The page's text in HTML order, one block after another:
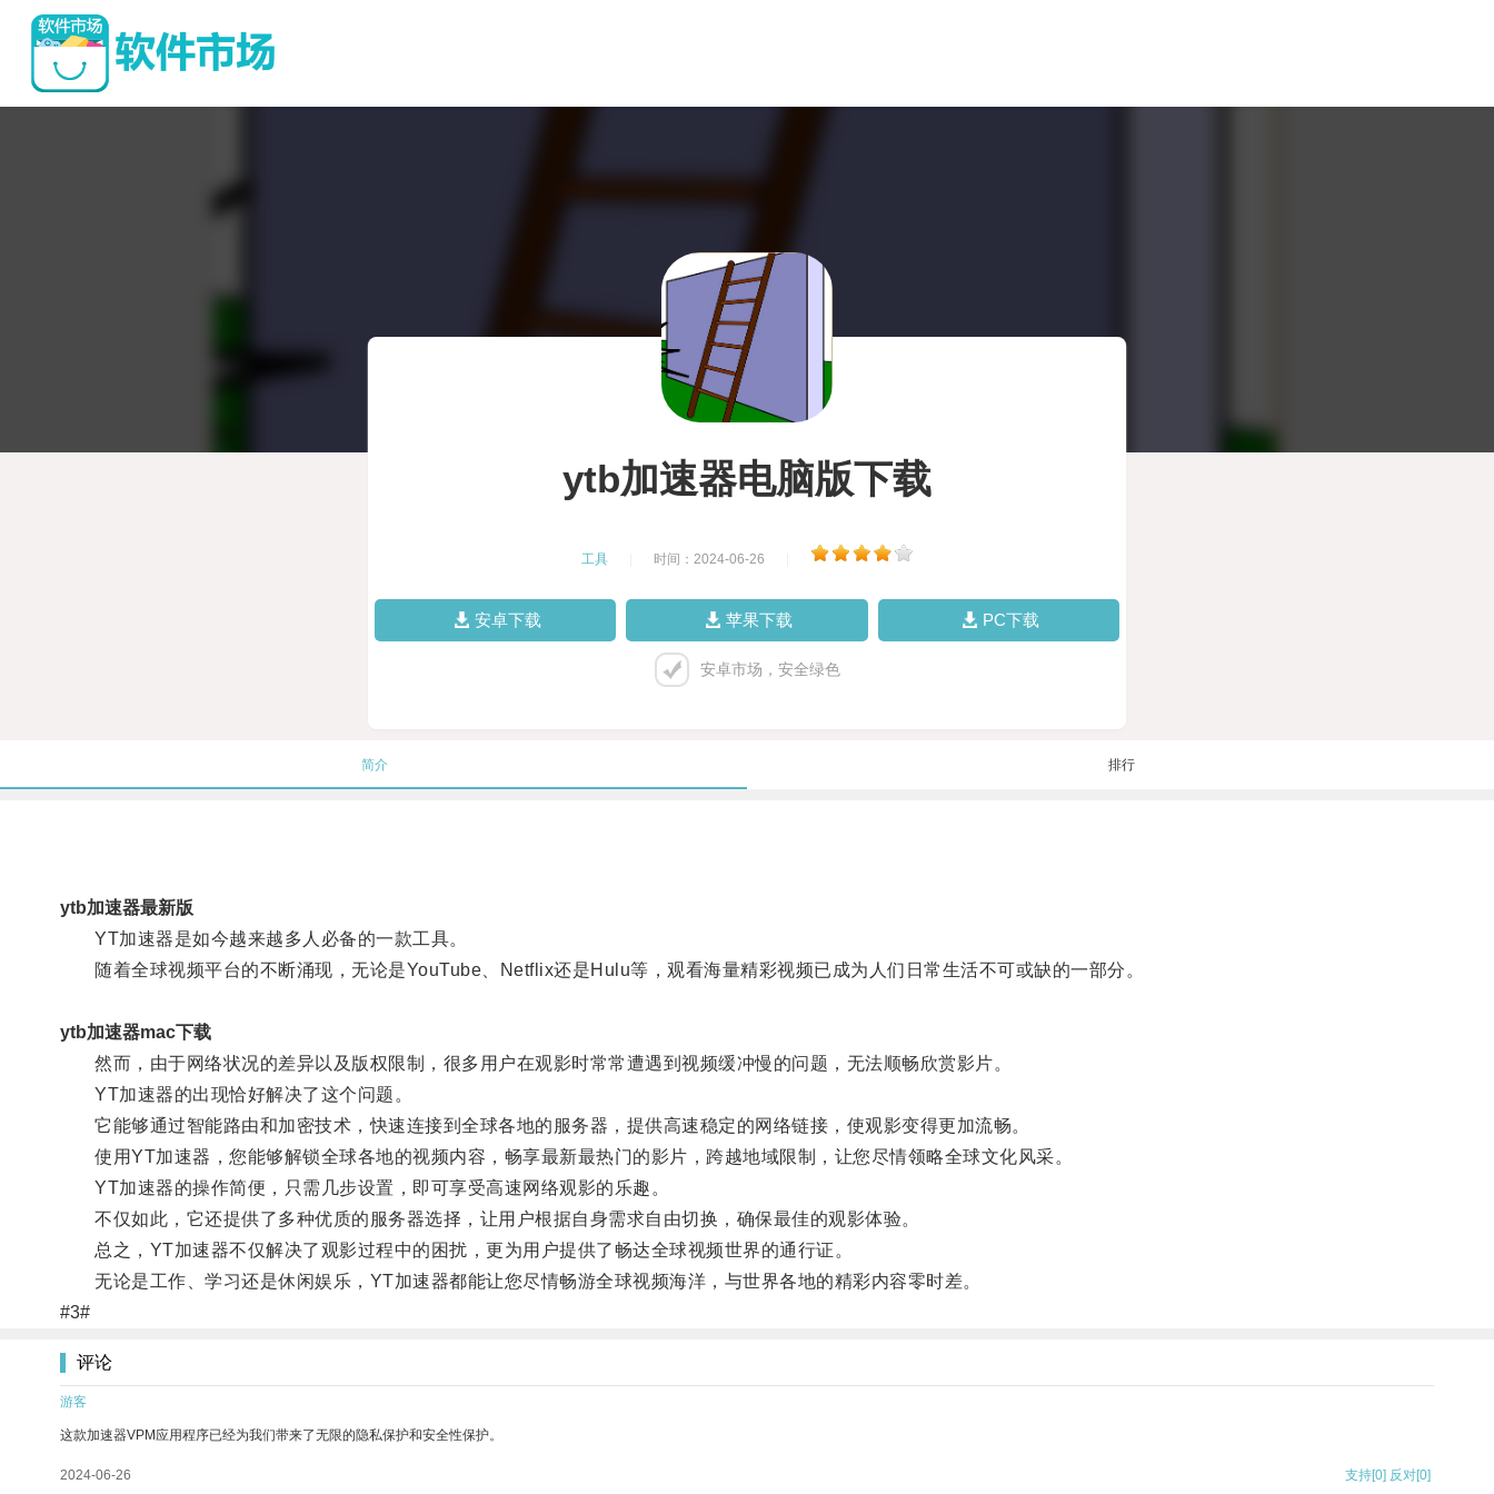
ytb加速器电脑版下载
工具 时间：2024-06-26
安卓下载 苹果下载 PC下载
安卓市场，安全绿色
简介 排行
ytb加速器最新版
YT加速器是如今越来越多人必备的一款工具。
随着全球视频平台的不断涌现，无论是YouTube、Netflix还是Hulu等，观看海量精彩视频已成为人们日常生活不可或缺的一部分。
ytb加速器mac下载
然而，由于网络状况的差异以及版权限制，很多用户在观影时常常遭遇到视频缓冲慢的问题，无法顺畅欣赏影片。
YT加速器的出现恰好解决了这个问题。
它能够通过智能路由和加密技术，快速连接到全球各地的服务器，提供高速稳定的网络链接，使观影变得更加流畅。
使用YT加速器，您能够解锁全球各地的视频内容，畅享最新最热门的影片，跨越地域限制，让您尽情领略全球文化风采。
YT加速器的操作简便，只需几步设置，即可享受高速网络观影的乐趣。
不仅如此，它还提供了多种优质的服务器选择，让用户根据自身需求自由切换，确保最佳的观影体验。
总之，YT加速器不仅解决了观影过程中的困扰，更为用户提供了畅达全球视频世界的通行证。
无论是工作、学习还是休闲娱乐，YT加速器都能让您尽情畅游全球视频海洋，与世界各地的精彩内容零时差。
#3#
评论
游客
这款加速器VPM应用程序已经为我们带来了无限的隐私保护和安全性保护。
2024-06-26 支持[0] 反对[0]